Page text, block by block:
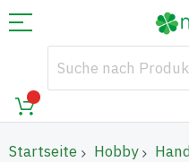
Startseite Hobby